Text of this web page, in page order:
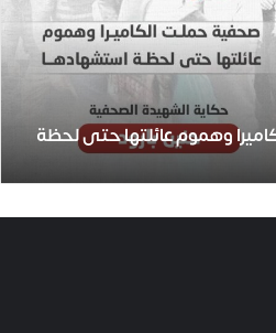
وهموم عائلتها حتى لحظة